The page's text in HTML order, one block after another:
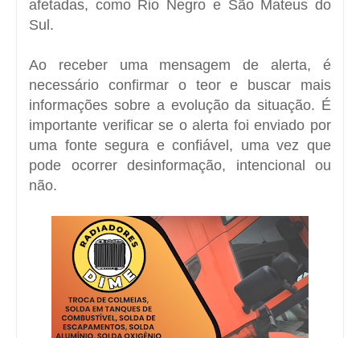
afetadas, como Rio Negro e São Mateus do
Sul.
Ao receber uma mensagem de alerta, é
necessário confirmar o teor e buscar mais
informações sobre a evolução da situação. É
importante verificar se o alerta foi enviado por
uma fonte segura e confiável, uma vez que
pode ocorrer desinformação, intencional ou
não.